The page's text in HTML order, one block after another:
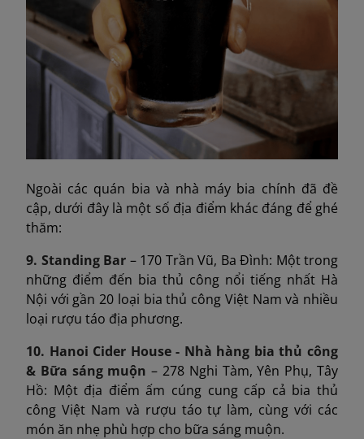
Ngoài các quán bia và nhà máy bia chính đã đề
cập, dưới đây là một số địa điểm khác đáng để ghé
thăm:
9. Standing Bar – 170 Trần Vũ, Ba Đình: Một trong
những điểm đến bia thủ công nổi tiếng nhất Hà
Nội với gần 20 loại bia thủ công Việt Nam và nhiều
loại rượu táo địa phương.
10. Hanoi Cider House - Nhà hàng bia thủ công
& Bữa sáng muộn– 278 Nghi Tàm, Yên Phụ, Tây
Hồ: Một địa điểm ấm cúng cung cấp cả bia thủ
công Việt Nam và rượu táo tự làm, cùng với các
món ăn nhẹ phù hợp cho bữa sáng muộn.